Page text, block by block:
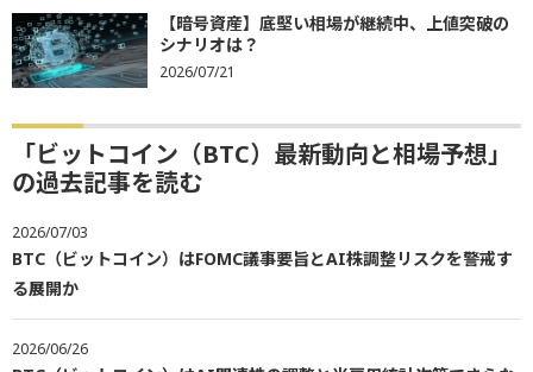
【暗号資産】底堅い相場が継続中、上値突破の
シナリオは？
2026/07/21
「ビットコイン（BTC）最新動向と相場予想」
の過去記事を読む
2026/07/03
BTC（ビットコイン）はFOMC議事要旨とAI株調整リスクを警戒す
る展開か
2026/06/26